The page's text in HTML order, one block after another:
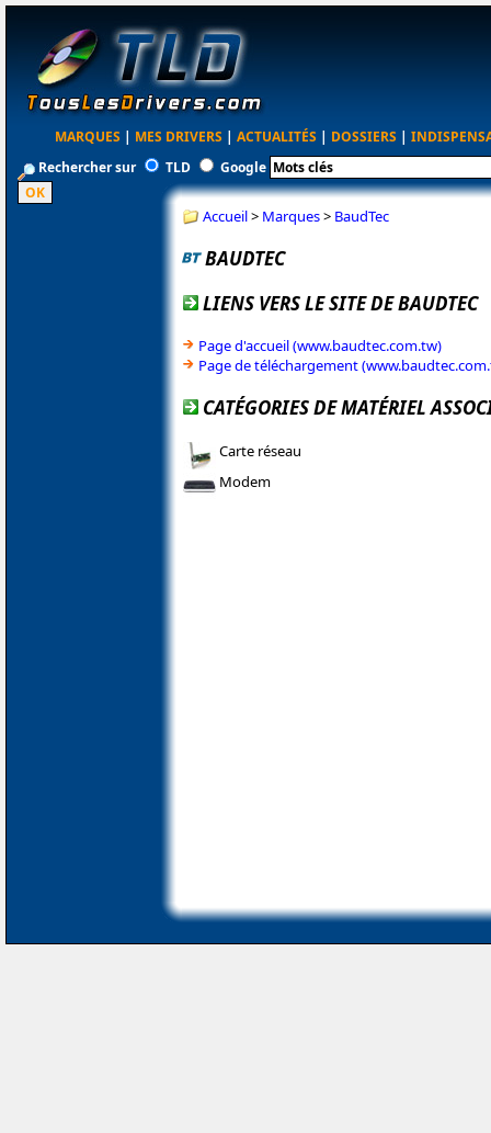
MARQUES | MES DRIVERS | ACTUALITÉS | DOSSIERS |
Rechercher sur
TLD Google
Accueil> Marques> BaudTec
BAUDTEC
LIENS VERS LE SITE DE BAUDTEC
Page d'accueil (www.baudtec.com.tw)
Page de téléchargement
CATÉGORIES DE MATÉRIEL
Carte réseau
Modem